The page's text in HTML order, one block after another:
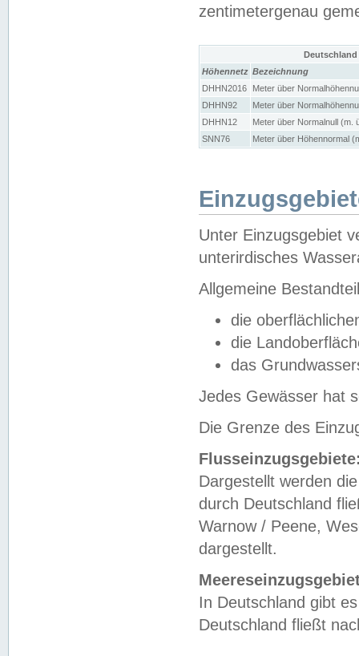
zentimetergenau
Höhennetz Bezeichnung
DHHN2016
Meter über
DHHN92
Meter über
DHHN12
Meter über Normalnull (m.
SNN76
Meter über Höhennormal
Unter Einzugsgebiet
unterirdisches
Allgemeine
die
die
das
Jedes Gewässer hat
Die Grenze des
Dargestellt werden
durch Deutschland
Warnow / Peene,
dargestellt.
In Deutschland gibt
Deutschland fließt